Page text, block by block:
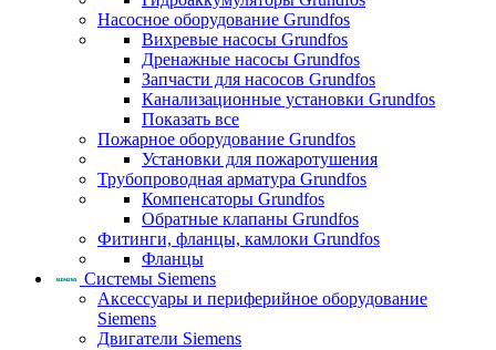
Насосное оборудование Grundfos
Вихревые насосы Grundfos
Дренажные насосы Grundfos
Запчасти для насосов Grundfos
Канализационные установки Grundfos
Показать все
Пожарное оборудование Grundfos
Установки для пожаротушения
Трубопроводная арматура Grundfos
Компенсаторы Grundfos
Обратные клапаны Grundfos
Фитинги, фланцы, камлоки Grundfos
Фланцы
Системы Siemens
Аксессуары и периферийное оборудование
Siemens
Двигатели Siemens